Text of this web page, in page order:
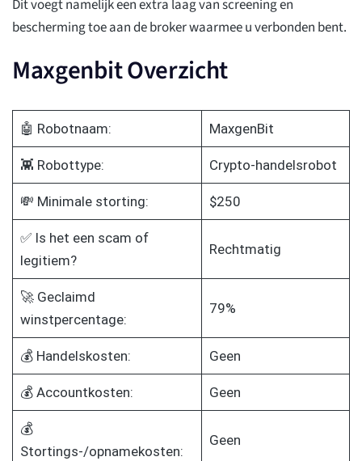
Dit voegt namelijk een extra laag van screening en
bescherming toe aan de broker waarmee u verbonden bent.
Maxgenbit Overzicht
🤖 Robotnaam: MaxgenBit
👾 Robottype: Crypto-handelsrobot
💸 Minimale storting: $250
✅ Is het een scam of
legitiem?
Rechtmatig
🚀 Geclaimd
winstpercentage:
79%
💰 Handelskosten: Geen
💰 Accountkosten: Geen
💰
Stortings-/opnamekosten:
Geen